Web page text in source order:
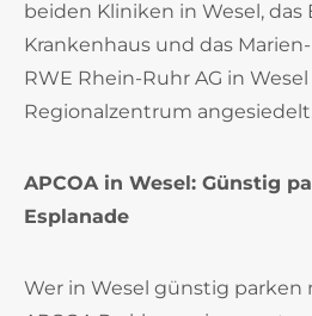
beiden Kliniken in Wesel, das
Krankenhaus und das
RWE Rhein-Ruhr AG in
Regionalzentrum
APCOA in Wesel: Günstig
Esplanade
Wer in Wesel günstig